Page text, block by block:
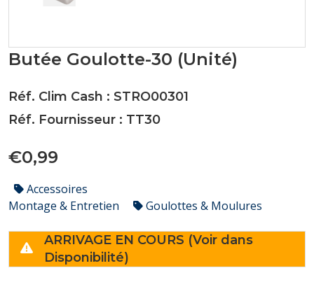
Butée Goulotte-30 (Unité)
Réf. Clim Cash : STRO00301
Réf. Fournisseur : TT30
€0,99
Accessoires
Montage & Entretien
Goulottes & Moulures
ARRIVAGE EN COURS (Voir dans
Disponibilité)